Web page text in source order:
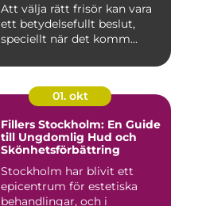
Att välja rätt frisör kan vara
ett betydelsefullt beslut,
speciellt när det komm...
01. okt
Fillers Stockholm: En Guide
till Ungdomlig Hud och
Skönhetsförbättring
Stockholm har blivit ett
epicentrum för estetiska
behandlingar, och i